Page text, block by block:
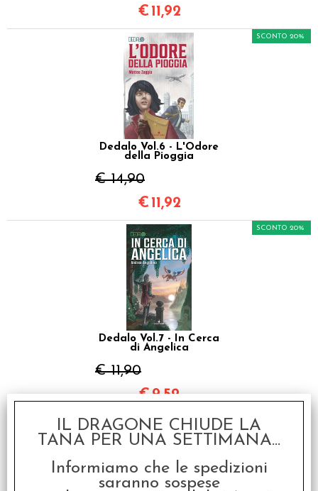
€ 11,92
Dedalo Vol.6 - L'Odore
della Pioggia
€ 14,90
SCONTO 20%
€ 11,92
Dedalo Vol.7 - In Cerca
di Angelica
€ 11,90
SCONTO 20%
€9,52
SCONTO 20%
IL DRAGONE CHIUDE LA
TANA PER UNA SETTIMANA...
Informiamo che le spedizioni
saranno sospese